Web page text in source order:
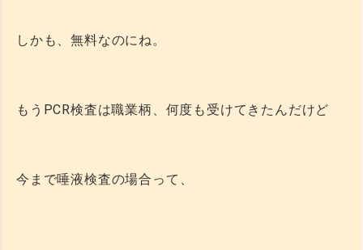
しかも、無料なのにね。
もうPCR検査は職業柄、何度も受けてきたんだけど
今まで唾液検査の場合って、